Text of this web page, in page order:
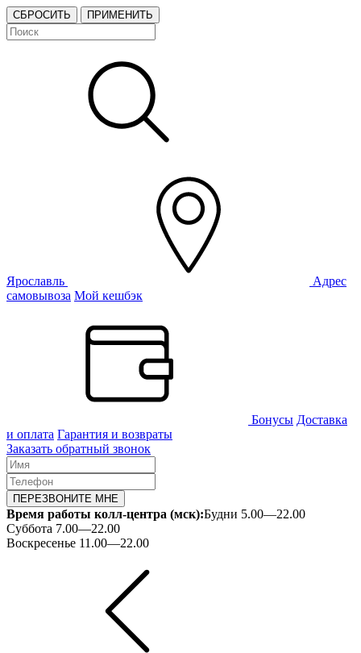
СБРОСИТЬ ПРИМЕНИТЬ
Ярославль
Адрес
самовывоза Мой кешбэк
Бонусы Доставка
и оплата Гарантия и возвраты
Заказать обратный звонок
ПЕРЕЗВОНИТЕ МНЕ
Время работы колл-центра (мск):Будни 5.00—22.00
Суббота 7.00—22.00
Воскресенье 11.00—22.00